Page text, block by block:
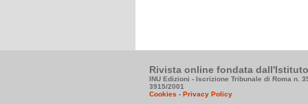
Rivista online fondata
INU Edizioni - Iscrizione Tribunale di Roma n.
3915/2001
Cookies - Privacy Policy